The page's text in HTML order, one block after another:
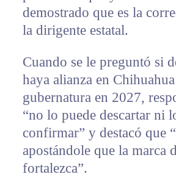
demostrado que es la
la dirigente estatal.
Cuando se le preguntó si
haya alianza en
gubernatura en 2027,
“no lo puede descartar ni
confirmar” y destacó que
apostándole que la marca
fortalezca”.